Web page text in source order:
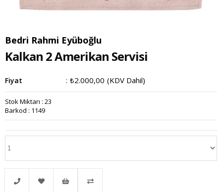
Bedri Rahmi Eyüboğlu
Kalkan 2 Amerikan Servisi
Fiyat : ₺2.000,00 (KDV Dahil)
Stok Miktarı : 23
Barkod : 1149